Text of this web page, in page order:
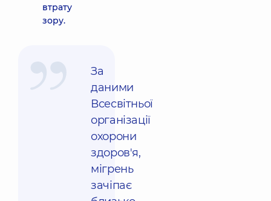
втрату
зору.
За
даними
Всесвітньої
організації
охорони
здоров'я,
мігрень
зачіпає